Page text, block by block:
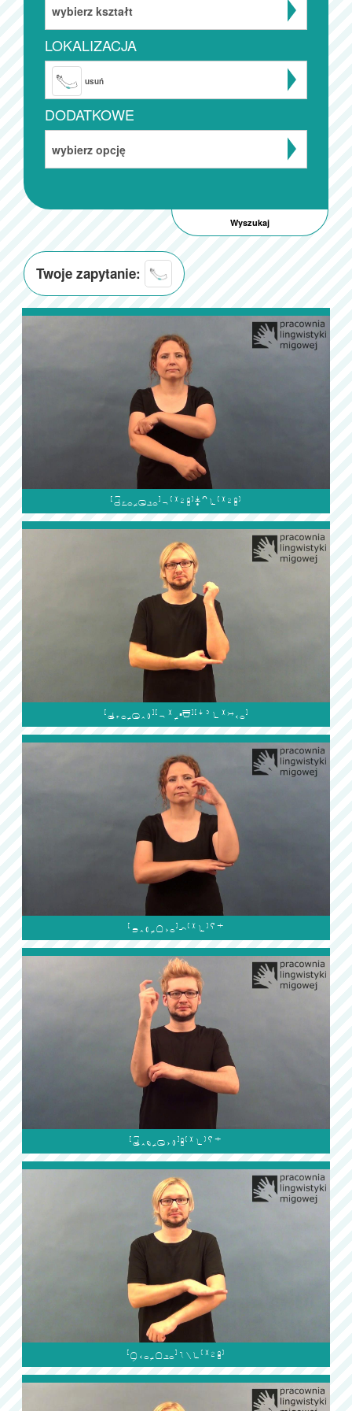
wybierz kształt
LOKALIZACJA
usuń
DODATKOWE
wybierz opcję
Twoje zapytanie:




